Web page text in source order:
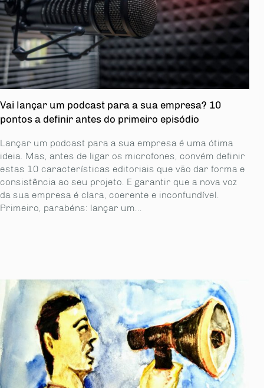
Vai lançar um podcast para a sua empresa? 10
pontos a definir antes do primeiro episódio
Lançar um podcast para a sua empresa é uma ótima
ideia. Mas, antes de ligar os microfones, convém definir
estas 10 características editoriais que vão dar forma e
consistência ao seu projeto. E garantir que a nova voz
da sua empresa é clara, coerente e inconfundível.
Primeiro, parabéns: lançar um...